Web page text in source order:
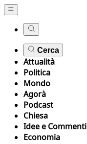
Cerca
Attualità
Politica
Mondo
Agorà
Podcast
Chiesa
Idee e Commenti
Economia